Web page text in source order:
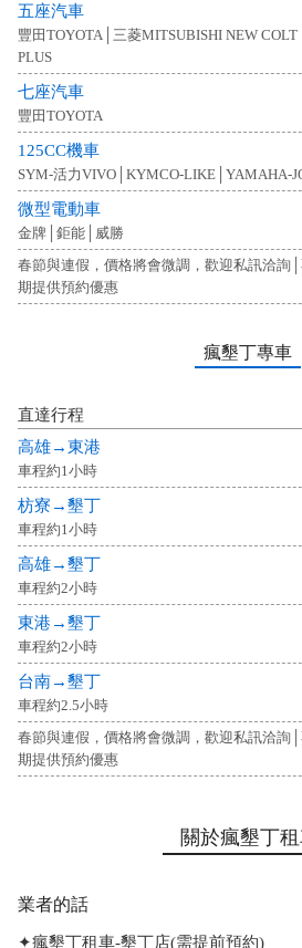
五座汽車
豐田TOYOTA│三菱MITSUBISHI NEW COLT
PLUS
七座汽車
豐田TOYOTA
125CC機車
SYM-活力VIVO│KYMCO-LIKE│YAMAHA-
微型電動車
金牌│鉅能│威勝
春節與連假，價格將會微調，歡迎私訊洽詢
期提供預約優惠
瘋墾丁專車
直達行程
高雄→東港
車程約1小時
枋寮→墾丁
車程約1小時
高雄→墾丁
車程約2小時
東港→墾丁
車程約2小時
台南→墾丁
車程約2.5小時
春節與連假，價格將會微調，歡迎私訊洽詢
期提供預約優惠
關於瘋墾丁
業者的話
✦瘋墾丁租車-墾丁店(需提前預約)